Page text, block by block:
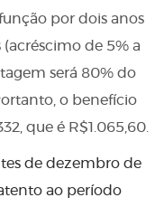
por dois anos
de 5% a
será 80% do
o benefício
que é R$1.065,60.
de dezembro de
ao período